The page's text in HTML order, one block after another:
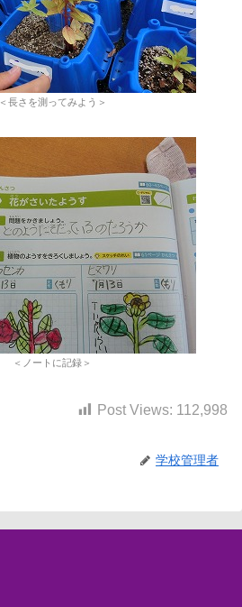
＜長さを測ってみよう＞
＜ノートに記録＞
Post Views: 112,998
学校管理者